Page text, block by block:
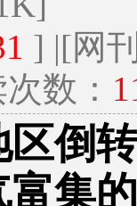
] |[网
数：
倒
集